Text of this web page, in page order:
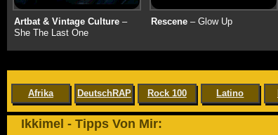
Artbat & Vintage Culture–
She The Last One
Rescene– Glow Up
Afrika DeutschRAP Rock 100 Latino
Ikkimel - Tipps Von Mir: